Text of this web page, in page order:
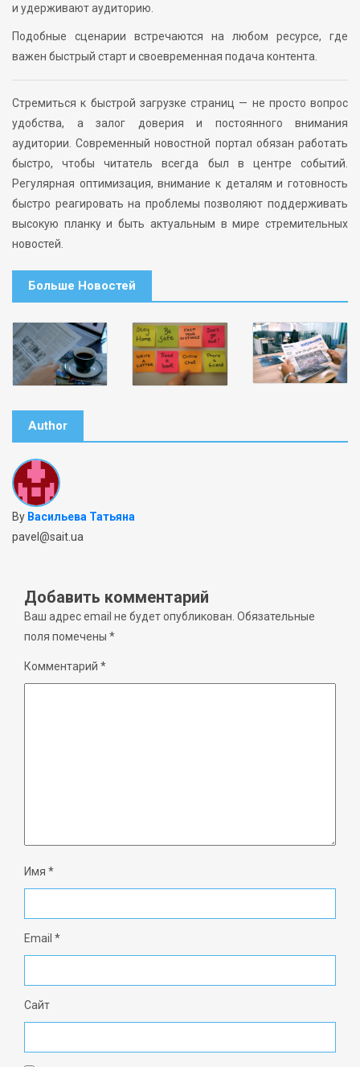
и удерживают аудиторию.
Подобные сценарии встречаются на любом ресурсе, где
важен быстрый старт и своевременная подача контента.
Стремиться к быстрой загрузке страниц — не просто вопрос
удобства, а залог доверия и постоянного внимания
аудитории. Современный новостной портал обязан работать
быстро, чтобы читатель всегда был в центре событий.
Регулярная оптимизация, внимание к деталям и готовность
быстро реагировать на проблемы позволяют поддерживать
высокую планку и быть актуальным в мире стремительных
новостей.
Больше Новостей
Author
By Васильева Татьяна
pavel@sait.ua
Добавить комментарий
Ваш адрес email не будет опубликован. Обязательные
поля помечены *
Комментарий *
Имя *
Email *
Сайт